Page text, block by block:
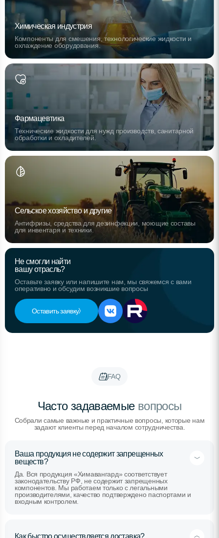
Химическая индустрия
Компоненты для смешения, технологические жидкости и
охлаждение оборудования.
Фармацевтика
Технические жидкости для нужд производств, санитарной
обработки и охладителей.
Сельское хозяйство и другие
Антифризы, средства для дезинфекции, моющие составы
для инвентаря и техники.
Не смогли найти
вашу отрасль?
Оставьте заявку или напишите нам, мы свяжемся с вами
оперативно и обсудим возникшие вопросы
Оставить заявку
FAQ
Часто задаваемыевопросы
Собрали самые важные и практичные вопросы, которые нам
задают клиенты перед началом сотрудничества.
Ваша продукция не содержит запрещенных
веществ?
Да. Вся продукция «Химавангард» соответствует
законодательству РФ, не содержит запрещенных
компонентов. Мы работаем только с легальными
производителями, качество подтверждено паспортами и
входным контролем.